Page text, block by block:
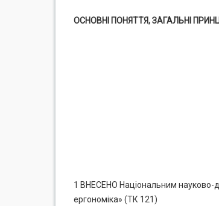
ОСНОВНІ ПОНЯТТЯ, ЗАГАЛЬНІ
1 ВНЕСЕНО Національним науково-
ергономіка» (ТК 121)